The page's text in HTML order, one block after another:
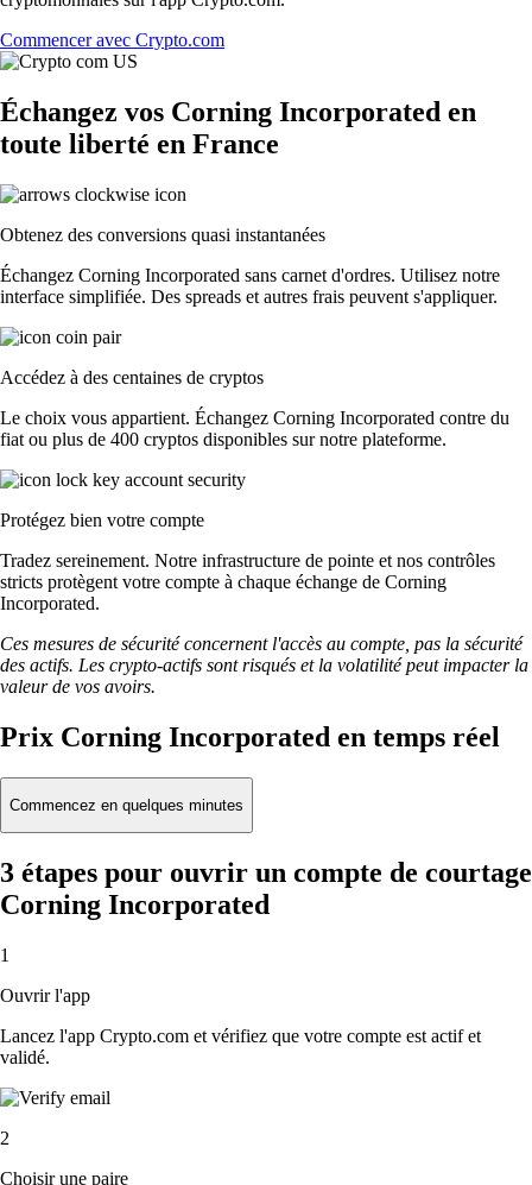
Commencer avec Crypto.com
Échangez vos Corning Incorporated en
toute liberté en France
Obtenez des conversions quasi instantanées
Échangez Corning Incorporated sans carnet d'ordres. Utilisez notre
interface simplifiée. Des spreads et autres frais peuvent s'appliquer.
Accédez à des centaines de cryptos
Le choix vous appartient. Échangez Corning Incorporated contre du
fiat ou plus de 400 cryptos disponibles sur notre plateforme.
Protégez bien votre compte
Tradez sereinement. Notre infrastructure de pointe et nos contrôles
stricts protègent votre compte à chaque échange de Corning
Incorporated.
Ces mesures de sécurité concernent l'accès au compte, pas la sécurité
des actifs. Les crypto-actifs sont risqués et la volatilité peut impacter la
valeur de vos avoirs.
Prix Corning Incorporated en temps réel
Commencez en quelques minutes
3 étapes pour ouvrir un compte de courtage
Corning Incorporated
1
Ouvrir l'app
Lancez l'app Crypto.com et vérifiez que votre compte est actif et
validé.
2
Choisir une paire